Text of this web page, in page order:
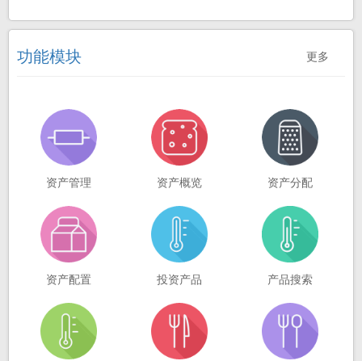
功能模块 更多
资产管理 资产概览 资产分配
资产配置 投资产品 产品搜索